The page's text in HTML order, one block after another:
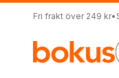
Fri frakt över 249 kr•